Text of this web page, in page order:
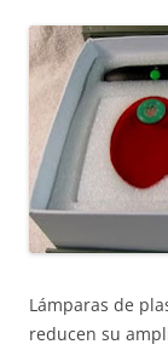
Lámparas de
reducen su